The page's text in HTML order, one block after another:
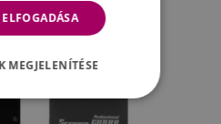
ELFOGADÁSA
MEGJELENÍTÉSE